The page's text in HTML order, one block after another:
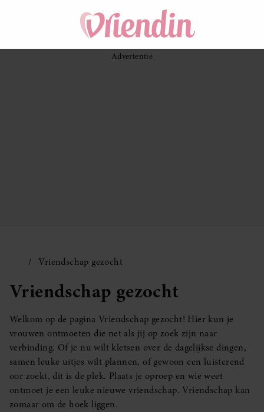
Vriendschap gezocht
Vriendschap gezocht
Welkom op de pagina Vriendschap gezocht! Hier kun je
vrouwen ontmoeten die net als jij op zoek zijn naar
verbinding. Of je nu wilt kletsen over de dagelijkse dingen,
samen leuke uitjes wilt plannen, of gewoon een luisterend
oor zoekt, dit is de plek. Plaats je oproep en wie weet
ontmoet je een leuke nieuwe vriendschap. Vriendschap kan
zomaar om de hoek liggen.